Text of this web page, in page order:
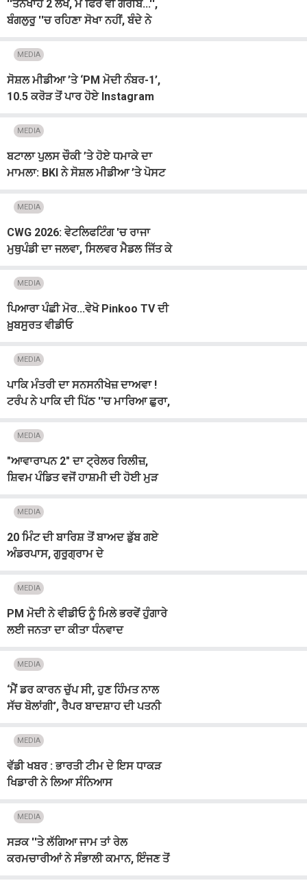
''ਤਨਖਾਹ 2 ਲੱਖ, ਮੈਂ ਫਿਰ ਵੀ ਗਰੀਬ...'',
ਬੰਗਲੁਰੂ ''ਚ ਰਹਿਣਾ ਸੋਖਾ ਨਹੀਂ, ਬੰਦੇ ਨੇ
MEDIA
ਸੋਸ਼ਲ ਮੀਡੀਆ ’ਤੇ ‘PM ਮੋਦੀ ਨੰਬਰ-1’,
10.5 ਕਰੋੜ ਤੋਂ ਪਾਰ ਹੋਏ Instagram
MEDIA
ਬਟਾਲਾ ਪੁਲਸ ਚੌਕੀ ’ਤੇ ਹੋਏ ਧਮਾਕੇ ਦਾ
ਮਾਮਲਾ: BKI ਨੇ ਸੋਸ਼ਲ ਮੀਡੀਆ ’ਤੇ ਪੋਸਟ
MEDIA
CWG 2026: ਵੇਟਲਿਫਟਿੰਗ 'ਚ ਰਾਜਾ
ਮੁਥੁਪੰਡੀ ਦਾ ਜਲਵਾ, ਸਿਲਵਰ ਮੈਡਲ ਜਿੱਤ ਕੇ
MEDIA
ਪਿਆਰਾ ਪੰਛੀ ਮੋਰ...ਵੇਖੋ Pinkoo TV ਦੀ
ਖ਼ੂਬਸੂਰਤ ਵੀਡੀਓ
MEDIA
ਪਾਕਿ ਮੰਤਰੀ ਦਾ ਸਨਸਨੀਖੇਜ਼ ਦਾਅਵਾ !
ਟਰੰਪ ਨੇ ਪਾਕਿ ਦੀ ਪਿੱਠ ''ਚ ਮਾਰਿਆ ਛੁਰਾ,
MEDIA
"ਆਵਾਰਾਪਨ 2" ਦਾ ਟ੍ਰੇਲਰ ਰਿਲੀਜ਼,
ਸ਼ਿਵਮ ਪੰਡਿਤ ਵਜੋਂ ਹਾਸ਼ਮੀ ਦੀ ਹੋਈ ਮੁੜ
MEDIA
20 ਮਿੰਟ ਦੀ ਬਾਰਿਸ਼ ਤੋਂ ਬਾਅਦ ਡੁੱਬ ਗਏ
ਅੰਡਰਪਾਸ, ਗੁਰੂਗ੍ਰਾਮ ਦੇ
MEDIA
PM ਮੋਦੀ ਨੇ ਵੀਡੀਓ ਨੂੰ ਮਿਲੇ ਭਰਵੇਂ ਹੁੰਗਾਰੇ
ਲਈ ਜਨਤਾ ਦਾ ਕੀਤਾ ਧੰਨਵਾਦ
MEDIA
‘ਮੈਂ ਡਰ ਕਾਰਨ ਚੁੱਪ ਸੀ, ਹੁਣ ਹਿੰਮਤ ਨਾਲ
ਸੱਚ ਬੋਲਾਂਗੀ’, ਰੈਪਰ ਬਾਦਸ਼ਾਹ ਦੀ ਪਤਨੀ
MEDIA
ਵੱਡੀ ਖਬਰ : ਭਾਰਤੀ ਟੀਮ ਦੇ ਇਸ ਧਾਕੜ
ਖਿਡਾਰੀ ਨੇ ਲਿਆ ਸੰਨਿਆਸ
MEDIA
ਸੜਕ ''ਤੇ ਲੱਗਿਆ ਜਾਮ ਤਾਂ ਰੇਲ
ਕਰਮਚਾਰੀਆਂ ਨੇ ਸੰਭਾਲੀ ਕਮਾਨ, ਇੰਜਣ ਤੋਂ